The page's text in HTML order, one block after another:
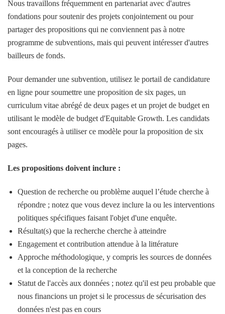
Nous travaillons fréquemment en partenariat avec d'autres
fondations pour soutenir des projets conjointement ou pour
partager des propositions qui ne conviennent pas à notre
programme de subventions, mais qui peuvent intéresser d'autres
bailleurs de fonds.
Pour demander une subvention, utilisez le portail de candidature
en ligne pour soumettre une proposition de six pages, un
curriculum vitae abrégé de deux pages et un projet de budget en
utilisant le modèle de budget d'Equitable Growth. Les candidats
sont encouragés à utiliser ce modèle pour la proposition de six
pages.
Les propositions doivent inclure :
Question de recherche ou problème auquel l’étude cherche à
répondre ; notez que vous devez inclure la ou les interventions
politiques spécifiques faisant l'objet d'une enquête.
Résultat(s) que la recherche cherche à atteindre
Engagement et contribution attendue à la littérature
Approche méthodologique, y compris les sources de données
et la conception de la recherche
Statut de l'accès aux données ; notez qu'il est peu probable que
nous financions un projet si le processus de sécurisation des
données n'est pas en cours